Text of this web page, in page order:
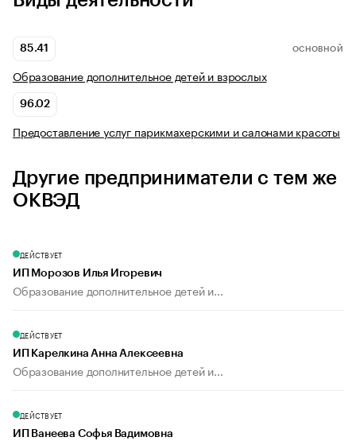
85.41 ОСНОВНОЙ
Образование дополнительное детей и взрослых
96.02
Предоставление услуг парикмахерскими и салонами красоты
Другие предприниматели с тем же
ОКВЭД
ДЕЙСТВУЕТ
ИП Морозов Илья Игоревич
Образование дополнительное детей и...
ДЕЙСТВУЕТ
ИП Карелкина Анна Алексеевна
Образование дополнительное детей и...
ДЕЙСТВУЕТ
ИП Ванеева Софья Вадимовна